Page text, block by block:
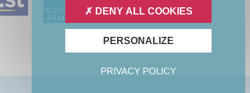
DENY ALL COOKIES
PERSONALIZE
PRIVACY POLICY